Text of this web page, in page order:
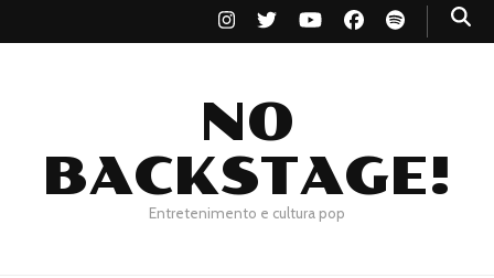
NO
BACKSTAGE!
Entretenimento e cultura pop